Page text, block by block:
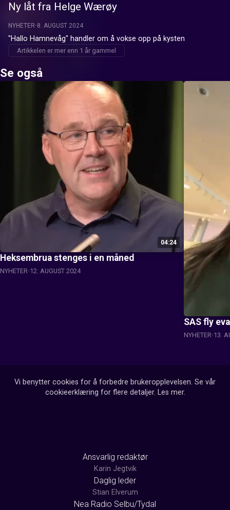
Ny låt fra Helge Wærøy
NYHETER 8. AUGUST 2024
"Hallo Hamnevåg" handler om å vokse opp på kysten
Artikkelen er mer enn 1 år gammel
Se også
04:24
Heksembrua stenges i en måned
NYHETER 12. AUGUST 2024
SAS fly
NYHETER 13.
Vi benytter cookies for å forbedre brukeropplevelsen. Se vår
cookieerklæring for flere detaljer. Les mer.
Ansvarlig redaktør
Karin Jegtvik
Daglig leder
Stian Elverum
Nea Radio Selbu/Tydal